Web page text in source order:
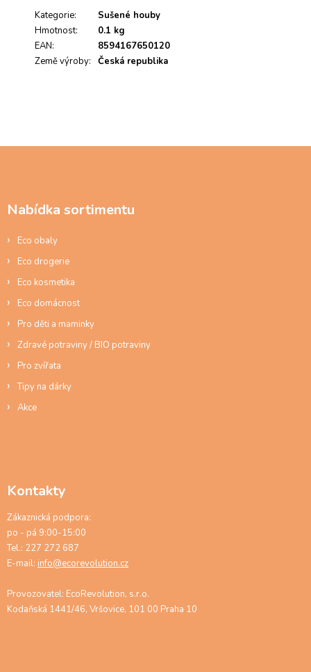
Kategorie:
Sušené houby
Hmotnost:
0.1 kg
EAN:
8594167650120
Země výroby: Česká republika
Nabídka sortimentu
Eco obaly
Eco drogerie
Eco kosmetika
Eco domácnost
Pro děti a maminky
Zdravé potraviny / BIO potraviny
Pro zvířata
Tipy na dárky
Akce
Kontakty
Zákaznická podpora:
po - pá 9:00-15:00
Tel.: 227 272 687
E-mail: info@ecorevolution.cz
Provozovatel: EcoRevolution, s.r.o.
Kodaňská 1441/46, Vršovice, 101 00 Praha 10